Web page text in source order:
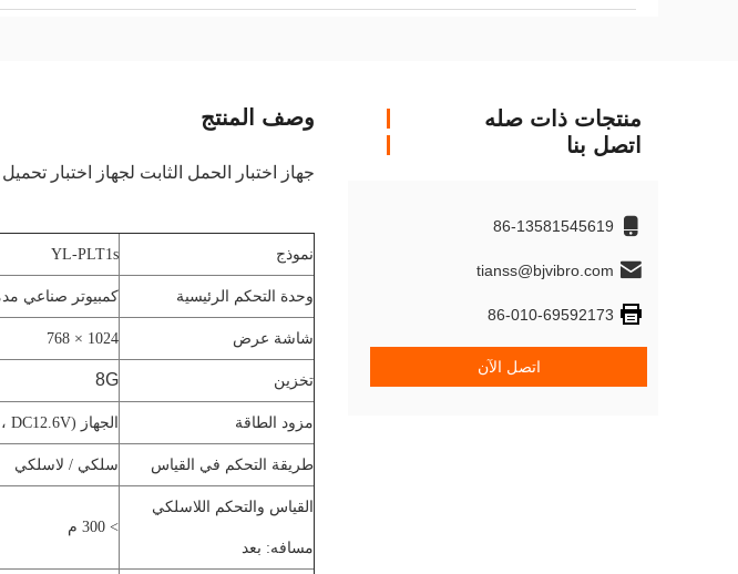
منتجات ذات صله
اتصل بنا
86-13581545619
tianss@bjvibro.com
86-010-69592173
اتصل الآن
وصف المنتج
جهاز اختبار الحمل الثابت لجهاز اختبار
نموذج YL-PLT1s
وحدة التحكم الرئيسية كمبيوتر صناعي
شاشة عرض 1024 × 768
تخزين 8G
مزود الطاقة الجهاز (AC220V ، DC12.6V) ، مضخة الزيت (AC380 / 220V متوفرة)
طريقة التحكم في القياس سلكي / لاسلكي
القياس والتحكم اللاسلكي
مسافه: بعد
> 300 م